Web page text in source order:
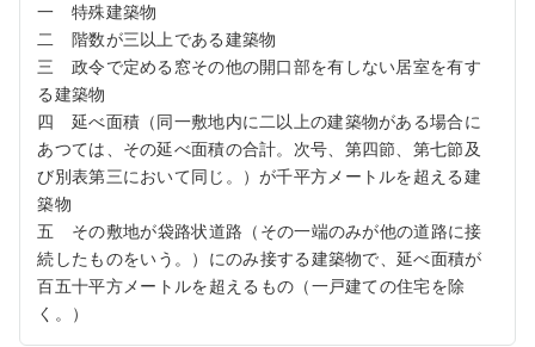
一 特殊建築物
二 階数が三以上である建築物
三 政令で定める窓その他の開口部を有しない居室を有す
る建築物
四 延べ面積（同一敷地内に二以上の建築物がある場合に
あつては、その延べ面積の合計。次号、第四節、第七節及
び別表第三において同じ。）が千平方メートルを超える建
築物
五 その敷地が袋路状道路（その一端のみが他の道路に接
続したものをいう。）にのみ接する建築物で、延べ面積が
百五十平方メートルを超えるもの（一戸建ての住宅を除
く。）